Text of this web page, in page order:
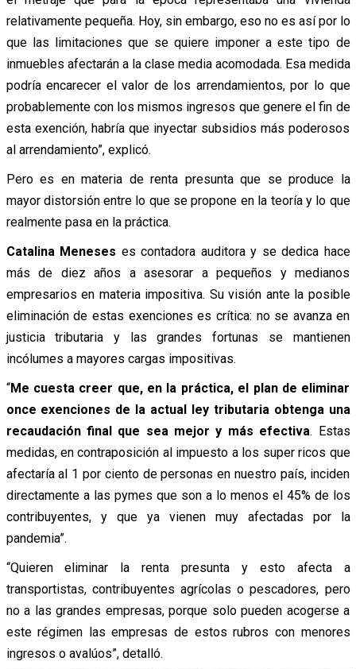
relativamente pequeña. Hoy, sin embargo, eso no es así por lo
que las limitaciones que se quiere imponer a este tipo de
inmuebles afectarán a la clase media acomodada. Esa medida
podría encarecer el valor de los arrendamientos, por lo que
probablemente con los mismos ingresos que genere el fin de
esta exención, habría que inyectar subsidios más poderosos
al arrendamiento”, explicó.
Pero es en materia de renta presunta que se produce la
mayor distorsión entre lo que se propone en la teoría y lo que
realmente pasa en la práctica.
Catalina Meneses es contadora auditora y se dedica hace
más de diez años a asesorar a pequeños y medianos
empresarios en materia impositiva. Su visión ante la posible
eliminación de estas exenciones es crítica: no se avanza en
justicia tributaria y las grandes fortunas se mantienen
incólumes a mayores cargas impositivas.
“Me cuesta creer que, en la práctica, el plan de eliminar
once exenciones de la actual ley tributaria obtenga una
recaudación final que sea mejor y más efectiva. Estas
medidas, en contraposición al impuesto a los super ricos que
afectaría al 1 por ciento de personas en nuestro país, inciden
directamente a las pymes que son a lo menos el 45% de los
contribuyentes, y que ya vienen muy afectadas por la
pandemia”.
“Quieren eliminar la renta presunta y esto afecta a
transportistas, contribuyentes agrícolas o pescadores, pero
no a las grandes empresas, porque solo pueden acogerse a
este régimen las empresas de estos rubros con menores
ingresos o avalúos”, detalló.